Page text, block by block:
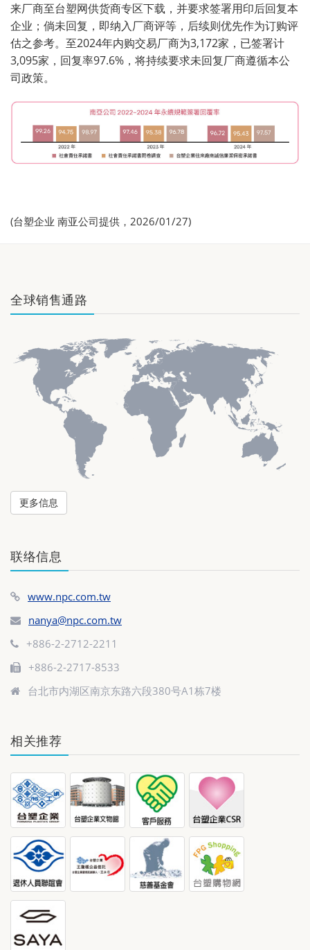
来厂商至台塑网供货商专区下载，并要求签署用印后回复本
企业；倘未回复，即纳入厂商评等，后续则优先作为订购评
估之参考。至2024年内购交易厂商为3,172家，已签署计
3,095家，回复率97.6%，将持续要求未回复厂商遵循本公
司政策。
(台塑企业 南亚公司提供，2026/01/27)
全球销售通路
更多信息
联络信息
www.npc.com.tw
nanya@npc.com.tw
+886-2-2712-2211
+886-2-2717-8533
台北市内湖区南京东路六段380号A1栋7楼
相关推荐